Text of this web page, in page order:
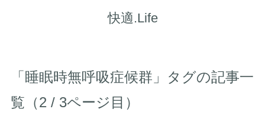
快適.Life
「睡眠時無呼吸症候群」タグの記事一
覧（2 / 3ページ目）